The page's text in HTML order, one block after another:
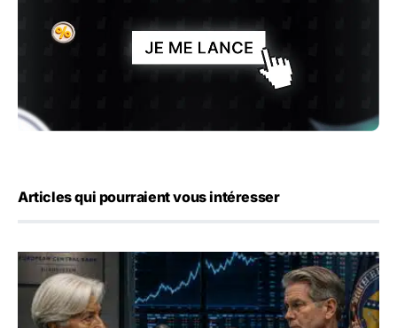
Articles qui pourraient vous intéresser
Yen : Washington a vendu des euros sans prévenir la